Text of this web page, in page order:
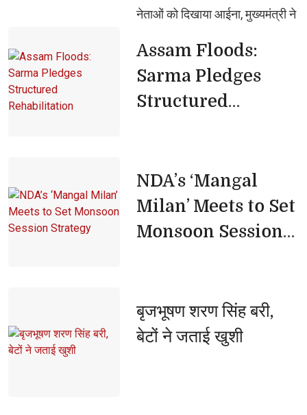
नेताओं को दिखाया आईना, मुख्यमंत्री ने
विपक्ष का आचरण अभद्रतापूर्ण,
असंवैधानिक व शर्मनाक
Assam Floods:
Sarma Pledges
Structured
NDA’s ‘Mangal
Milan’ Meets to Set
Monsoon Session
बृजभूषण शरण सिंह बरी,
बेटों ने जताई खुशी